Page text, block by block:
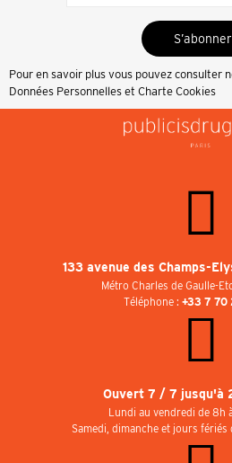
S’abonner
Pour en savoir plus vous pouvez consulter
Données Personnelles et Charte Cookies
133 avenue des Champs-
Métro Charles de Gaulle-
Téléphone : +33 7 70
Ouvert 7 / 7 jusqu'à
Lundi au vendredi de 8h
Samedi, dimanche et jours fériés